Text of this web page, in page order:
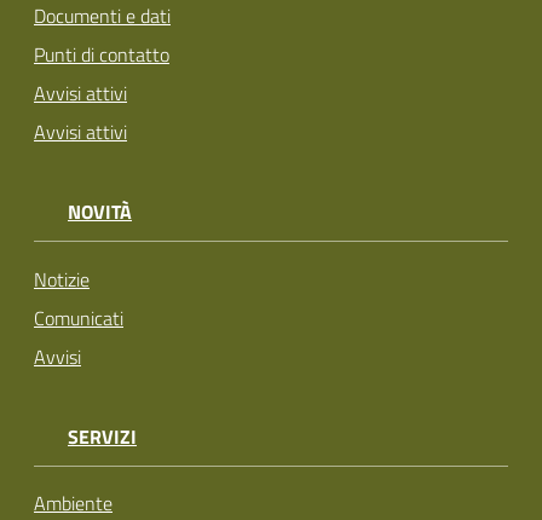
Documenti e dati
Punti di contatto
Avvisi attivi
Avvisi attivi
NOVITÀ
Notizie
Comunicati
Avvisi
SERVIZI
Ambiente